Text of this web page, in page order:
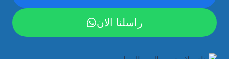
راسلنا الان